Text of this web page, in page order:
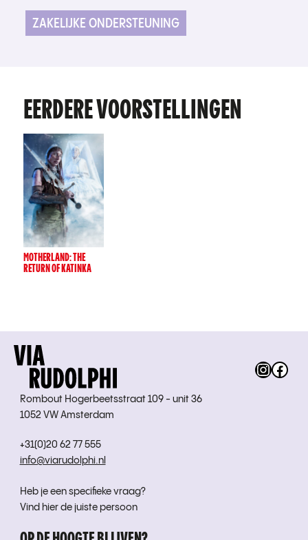
ZAKELIJKE ONDERSTEUNING
EERDERE VOORSTELLINGEN
MOTHERLAND: THE
RETURN OF KATINKA
Rombout Hogerbeetsstraat 109 - unit 36
1052 VW Amsterdam
+31(0)20 62 77 555
info@viarudolphi.nl
Heb je een specifieke vraag?
Vind hier de juiste persoon